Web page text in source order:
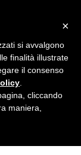
dedicata.
di
×
si avvalgono
finalità illustrate
il consenso
cliccando
maniera,